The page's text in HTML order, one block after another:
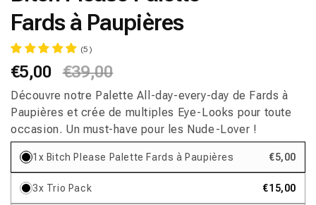
modale
Fards à Paupières
(5)
Prix
habituel
€5,00 Prix
promotionnel
€39,00
Découvre notre Palette All-day-every-day de Fards à
Paupières et crée de multiples Eye-Looks pour toute
occasion. Un must-have pour les Nude-Lover !
1x Bitch Please Palette Fards à Paupières €5,00
3x Trio Pack €15,00